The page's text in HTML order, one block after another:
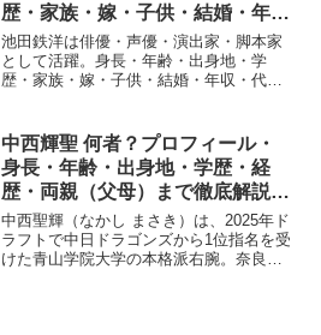
歴・家族・嫁・子供・結婚・年収
まとめ【2025最新】
池田鉄洋は俳優・声優・演出家・脚本家
として活躍。身長・年齢・出身地・学
歴・家族・嫁・子供・結婚・年収・代表
中西輝聖 何者？プロフィール・
身長・年齢・出身地・学歴・経
歴・両親（父母）まで徹底解説
【2025最新】
中西聖輝（なかし まさき）は、2025年ド
ラフトで中日ドラゴンズから1位指名を受
けた青山学院大学の本格派右腕。奈良県